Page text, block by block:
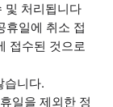
및 처리됩니다
휴일에 취소 접
접수된 것으로
습니다.
일을 제외한 정